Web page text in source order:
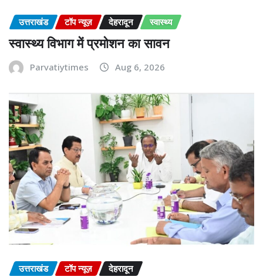
उत्तराखंड टॉप न्यूज़ देहरादून स्वास्थ्य
स्वास्थ्य विभाग में प्रमोशन का सावन
Parvatiytimes Aug 6, 2026
उत्तराखंड टॉप न्यूज़ देहरादून